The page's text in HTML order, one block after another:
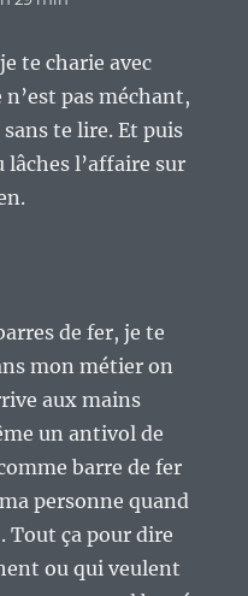
te charie avec
pas méchant,
te lire. Et puis
l’affaire sur
de fer, je te
mon métier on
aux mains
un antivol de
barre de fer
personne quand
Tout ça pour dire
ou qui veulent